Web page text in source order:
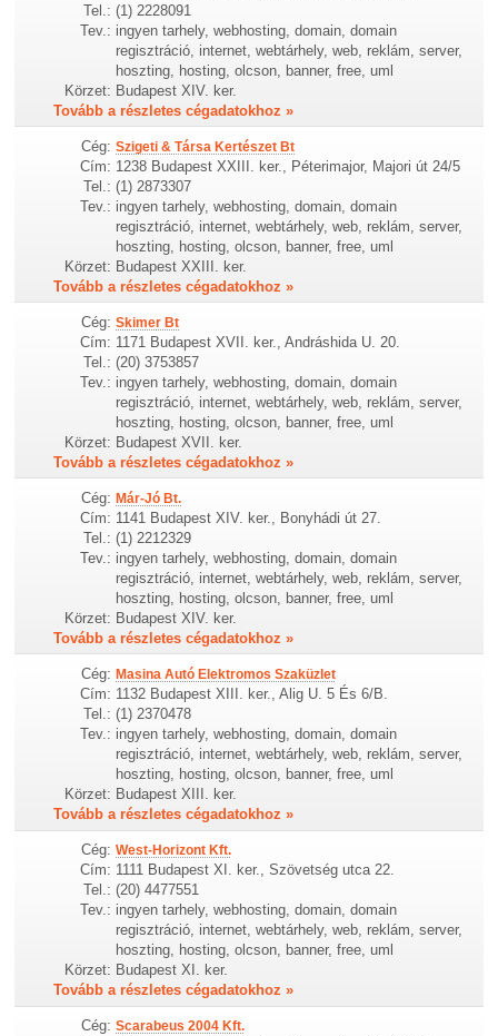
Tel.: (1) 2228091
Tev.: ingyen tarhely, webhosting, domain, domain
regisztráció, internet, webtárhely, web, reklám, server,
hoszting, hosting, olcson, banner, free, uml
Körzet: Budapest XIV. ker.
Tovább a részletes cégadatokhoz »
Cég: Szigeti & Társa Kertészet Bt
Cím: 1238 Budapest XXIII. ker., Péterimajor, Majori út 24/5
Tel.: (1) 2873307
Tev.: ingyen tarhely, webhosting, domain, domain
regisztráció, internet, webtárhely, web, reklám, server,
hoszting, hosting, olcson, banner, free, uml
Körzet: Budapest XXIII. ker.
Tovább a részletes cégadatokhoz »
Cég: Skimer Bt
Cím: 1171 Budapest XVII. ker., Andráshida U. 20.
Tel.: (20) 3753857
Tev.: ingyen tarhely, webhosting, domain, domain
regisztráció, internet, webtárhely, web, reklám, server,
hoszting, hosting, olcson, banner, free, uml
Körzet: Budapest XVII. ker.
Tovább a részletes cégadatokhoz »
Cég: Már-Jó Bt.
Cím: 1141 Budapest XIV. ker., Bonyhádi út 27.
Tel.: (1) 2212329
Tev.: ingyen tarhely, webhosting, domain, domain
regisztráció, internet, webtárhely, web, reklám, server,
hoszting, hosting, olcson, banner, free, uml
Körzet: Budapest XIV. ker.
Tovább a részletes cégadatokhoz »
Cég: Masina Autó Elektromos Szaküzlet
Cím: 1132 Budapest XIII. ker., Alig U. 5 És 6/B.
Tel.: (1) 2370478
Tev.: ingyen tarhely, webhosting, domain, domain
regisztráció, internet, webtárhely, web, reklám, server,
hoszting, hosting, olcson, banner, free, uml
Körzet: Budapest XIII. ker.
Tovább a részletes cégadatokhoz »
Cég: West-Horizont Kft.
Cím: 1111 Budapest XI. ker., Szövetség utca 22.
Tel.: (20) 4477551
Tev.: ingyen tarhely, webhosting, domain, domain
regisztráció, internet, webtárhely, web, reklám, server,
hoszting, hosting, olcson, banner, free, uml
Körzet: Budapest XI. ker.
Tovább a részletes cégadatokhoz »
Cég: Scarabeus 2004 Kft.